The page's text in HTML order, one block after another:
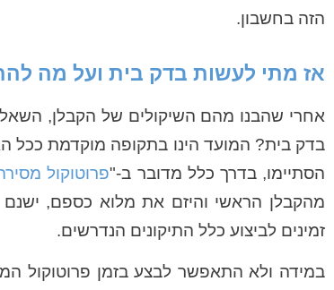
הזה בחשבון.
אז מתי לעשות בדק בית ועל מה
אחרי שהבנו מהם השיקולים של הקבלן,
הסתיימו, בדרך כלל מדובר ב-"פרוטוקול
מהקבלן הראשי והיזם את מלוא כספם, ישנם
זמינים לביצוע כלל התיקונים הנדרשים.
במידה ולא התאפשר לבצע בזמן פרוטוקול